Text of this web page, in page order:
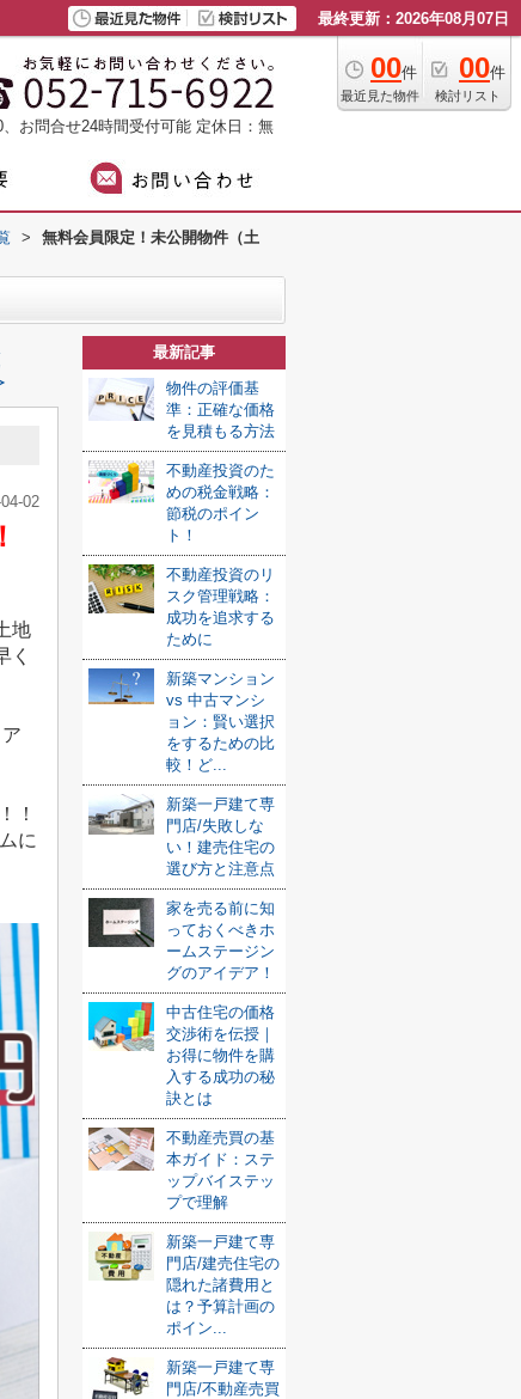
最終更新：2026年08月07日
00件
最近見た物件
00件
検討リスト
お問合せ24時間受付可能 定休日：無
>
無料会員限定！未公開物件（土
02
地
く
！
に
最新記事
物件の評価基
準：正確な価格
を見積もる方法
不動産投資のた
めの税金戦略：
節税のポイン
ト！
不動産投資のリ
スク管理戦略：
成功を追求する
ために
新築マンション
vs 中古マンシ
ョン：賢い選択
をするための比
較！ど...
新築一戸建て専
門店/失敗しな
い！建売住宅の
選び方と注意点
家を売る前に知
っておくべきホ
ームステージン
グのアイデア！
中古住宅の価格
交渉術を伝授｜
お得に物件を購
入する成功の秘
訣とは
不動産売買の基
本ガイド：ステ
ップバイステッ
プで理解
新築一戸建て専
門店/建売住宅の
隠れた諸費用と
は？予算計画の
ポイン...
新築一戸建て専
門店/不動産売買